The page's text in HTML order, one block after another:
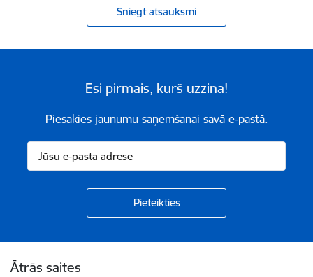
Sniegt atsauksmi
Esi pirmais, kurš uzzina!
Piesakies jaunumu saņemšanai savā e-pastā.
Ātrās saites